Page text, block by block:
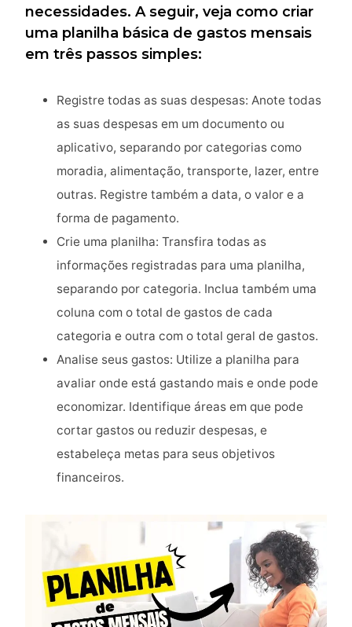
necessidades. A seguir, veja como criar
uma planilha básica de gastos mensais
em três passos simples:
Registre todas as suas despesas: Anote todas
as suas despesas em um documento ou
aplicativo, separando por categorias como
moradia, alimentação, transporte, lazer, entre
outras. Registre também a data, o valor e a
forma de pagamento.
Crie uma planilha: Transfira todas as
informações registradas para uma planilha,
separando por categoria. Inclua também uma
coluna com o total de gastos de cada
categoria e outra com o total geral de gastos.
Analise seus gastos: Utilize a planilha para
avaliar onde está gastando mais e onde pode
economizar. Identifique áreas em que pode
cortar gastos ou reduzir despesas, e
estabeleça metas para seus objetivos
financeiros.